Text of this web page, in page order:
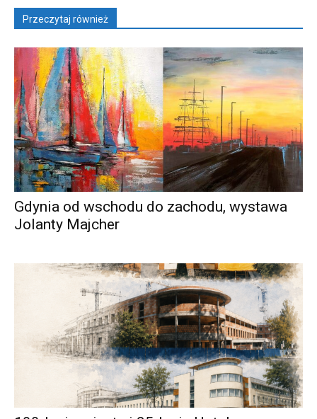
Przeczytaj również
Gdynia od wschodu do zachodu, wystawa
Jolanty Majcher